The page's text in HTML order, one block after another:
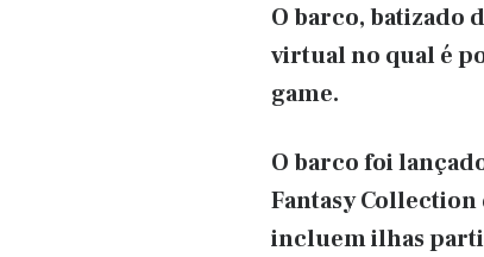
O barco, batizado
virtual no qual é
game.
O barco foi
Fantasy
incluem ilhas